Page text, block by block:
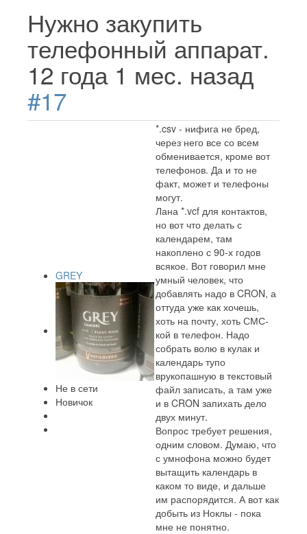
Нужно закупить
телефонный аппарат.
12 года 1 мес. назад
#17
GREY
Не в сети
Новичок
*.csv - нифига не бред,
через него все со всем
обменивается, кроме вот
телефонов. Да и то не
факт, может и телефоны
могут.
Лана *.vcf для контактов,
но вот что делать с
календарем, там
накоплено с 90-х годов
всякое. Вот говорил мне
умный человек, что
добавлять надо в CRON, а
оттуда уже как хочешь,
хоть на почту, хоть СМС-
кой в телефон. Надо
собрать волю в кулак и
календарь тупо
врукопашную в текстовый
файл записать, а там уже
и в CRON запихать дело
двух минут.
Вопрос требует решения,
одним словом. Думаю, что
с умнофона можно будет
вытащить календарь в
каком то виде, и дальше
им распорядится. А вот как
добыть из Ноклы - пока
мне не понятно.